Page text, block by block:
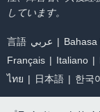
しています。
言語 عربي Bahasa
Français
Italiano
ไทย
日本語 한국